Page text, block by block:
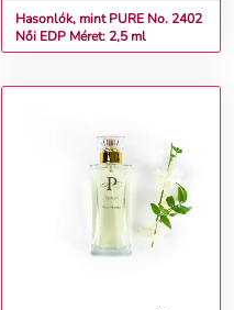
Hasonlók, mint PURE No. 2402
Női EDP Méret: 2,5 ml